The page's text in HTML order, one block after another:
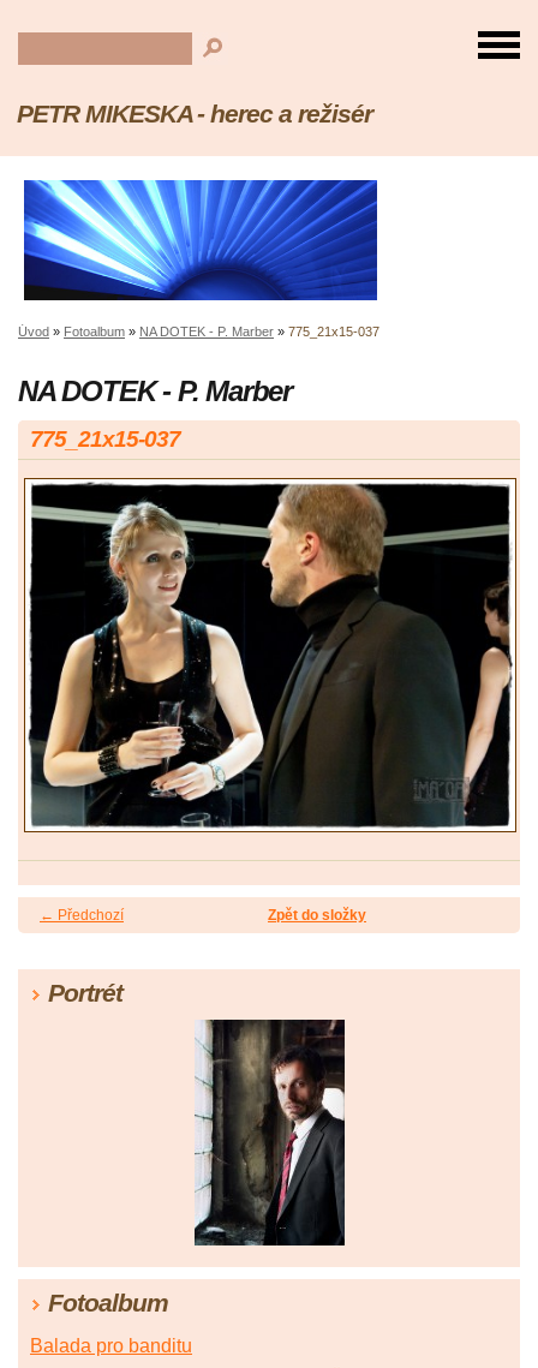
PETR MIKESKA - herec a režisér
Úvod » Fotoalbum » NA DOTEK - P. Marber » 775_21x15-037
NA DOTEK - P. Marber
775_21x15-037
← Předchozí Zpět do složky
Portrét
Fotoalbum
Balada pro banditu